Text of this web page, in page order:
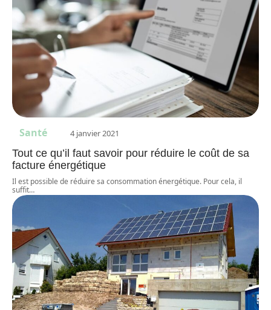
Santé 4 janvier 2021
Tout ce qu’il faut savoir pour réduire le coût de sa
facture énergétique
Il est possible de réduire sa consommation énergétique. Pour cela, il
suffit…